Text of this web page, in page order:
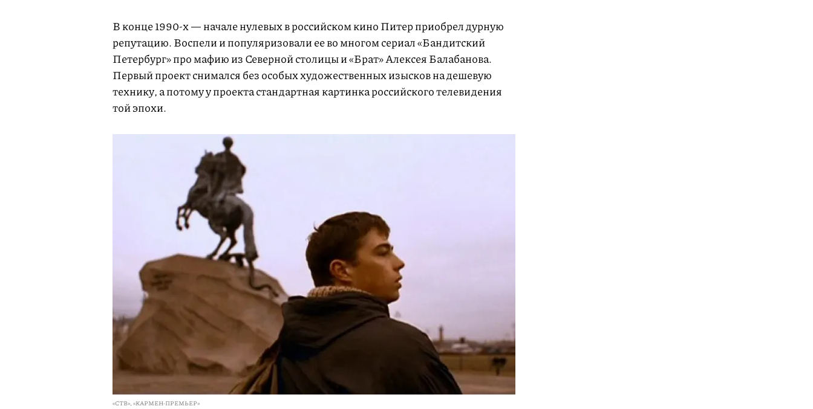
В конце 1990-х — начале нулевых в российском кино Питер приобрел дурную
репутацию. Воспели и популяризовали ее во многом сериал «Бандитский
Петербург» про мафию из Северной столицы и «Брат» Алексея Балабанова.
Первый проект снимался без особых художественных изысков на дешевую
технику, а потому у проекта стандартная картинка российского телевидения
той эпохи.
«СТВ», «КАРМЕН-ПРЕМЬЕР»